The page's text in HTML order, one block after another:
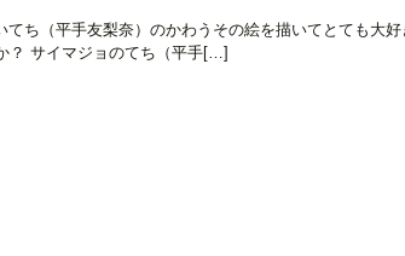
てち（平手友梨奈）のかわうその絵を描いてとても大
？ サイマジョのてち（平手[…]